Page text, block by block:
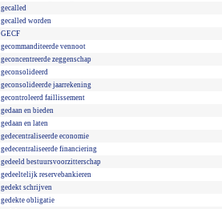
gecalled
gecalled worden
GECF
gecommanditeerde vennoot
geconcentreerde zeggenschap
geconsolideerd
geconsolideerde jaarrekening
gecontroleerd faillissement
gedaan en bieden
gedaan en laten
gedecentraliseerde economie
gedecentraliseerde financiering
gedeeld bestuursvoorzitterschap
gedeeltelijk reservebankieren
gedekt schrijven
gedekte obligatie